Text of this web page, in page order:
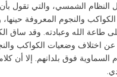
النظام الشمسي، والتي تقول
والنجوم المعروفة حينها،
طاعة الله وعبادته. وقد ساق
عن اختلاف وضعيات الكواكب
فوق بلدانهم. إلا أن